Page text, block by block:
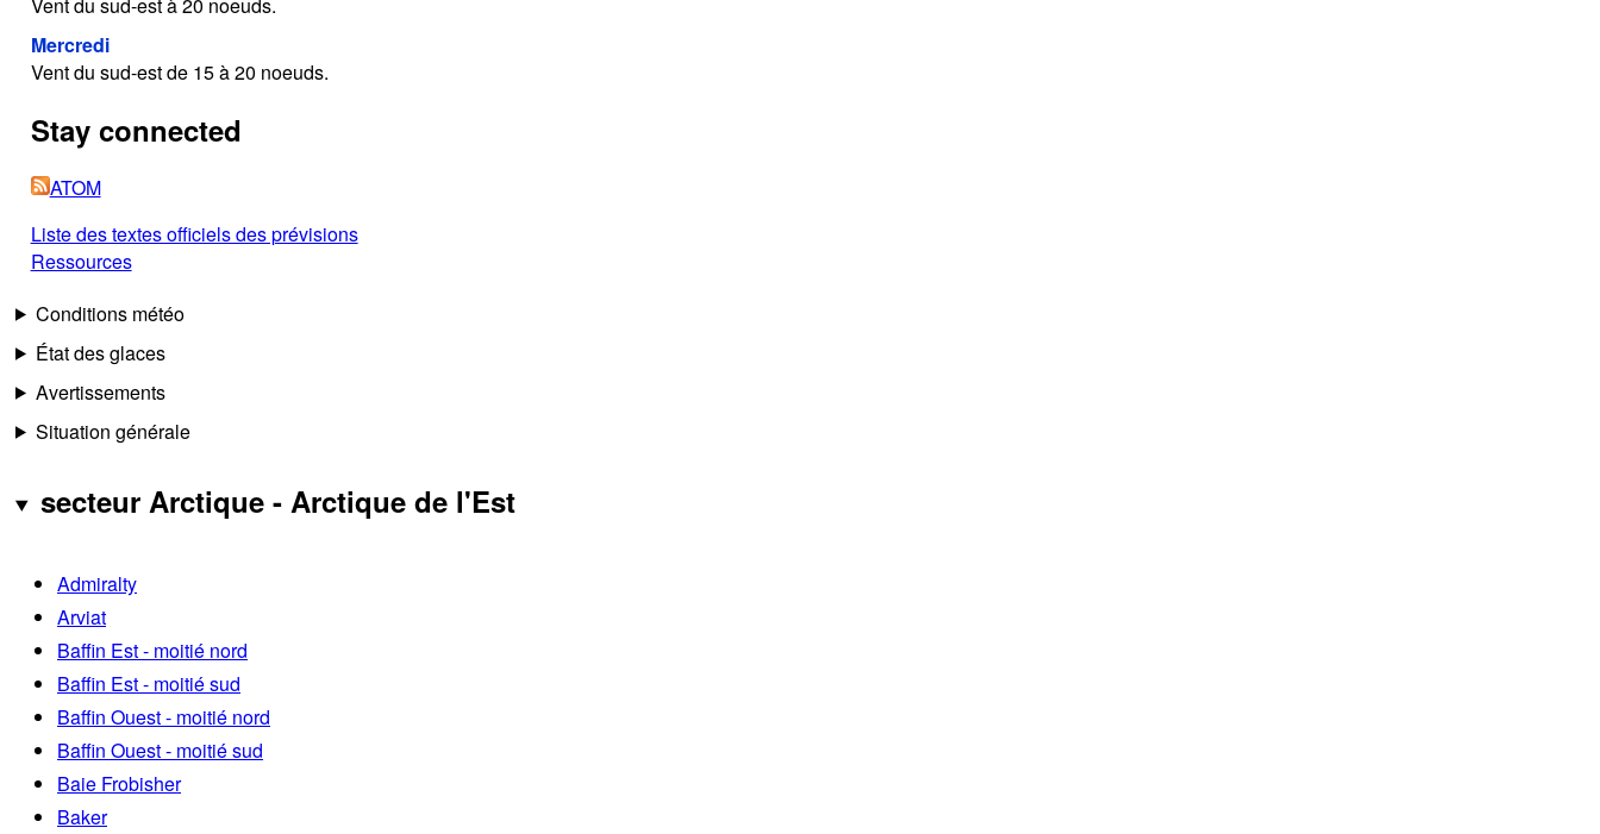
Mercredi
Vent du sud-est de 15 à 20 noeuds.
Stay connected
ATOM
Liste des textes officiels des prévisions
Ressources
Conditions météo
État des glaces
Avertissements
Situation générale
secteur Arctique - Arctique de l'Est
Admiralty
Arviat
Baffin Est - moitié nord
Baffin Est - moitié sud
Baffin Ouest - moitié nord
Baffin Ouest - moitié sud
Baie Frobisher
Baker